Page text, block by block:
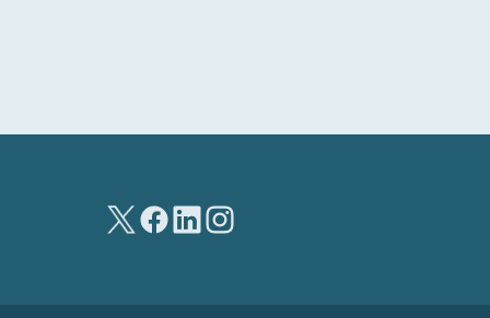
(new tab)(new tab)(new tab)